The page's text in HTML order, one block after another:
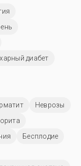
диабет
Неврозы
Бесплодие